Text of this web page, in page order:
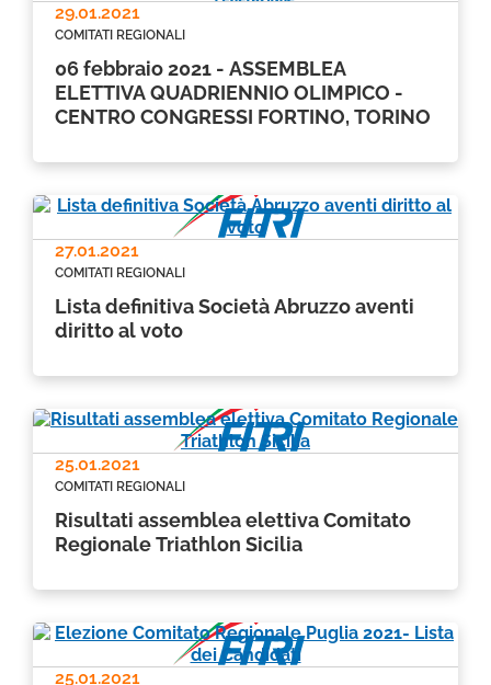
29.01.2021
COMITATI REGIONALI
06 febbraio 2021 - ASSEMBLEA
ELETTIVA QUADRIENNIO OLIMPICO -
CENTRO CONGRESSI FORTINO, TORINO
27.01.2021
COMITATI REGIONALI
Lista definitiva Società Abruzzo aventi
diritto al voto
25.01.2021
COMITATI REGIONALI
Risultati assemblea elettiva Comitato
Regionale Triathlon Sicilia
25.01.2021